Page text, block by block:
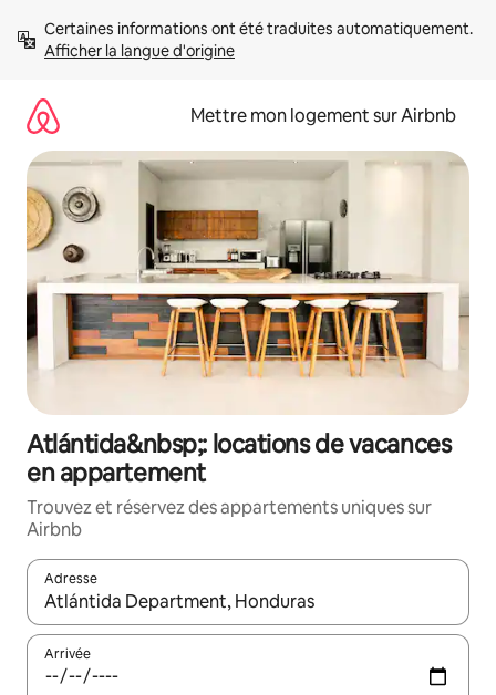
directement
Afficher la langue d'origine
Mettre mon logement sur Airbnb
Atlántida&nbsp;: locations de vacances
en appartement
Trouvez et réservez des appartements uniques sur
Airbnb
Adresse
Lorsque les résultats s'affichent, utilisez les flèches vers le
Arrivée